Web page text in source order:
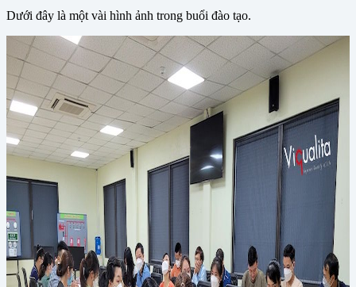
Dưới đây là một vài hình ảnh trong buổi đào tạo.